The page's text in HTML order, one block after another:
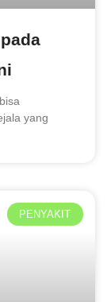
yang
PENYAKIT